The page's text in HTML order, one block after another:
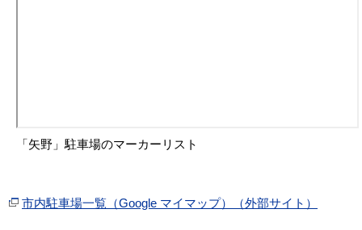
「矢野」駐車場のマーカーリスト
市内駐車場一覧（Google マイマップ）（外部サイト）